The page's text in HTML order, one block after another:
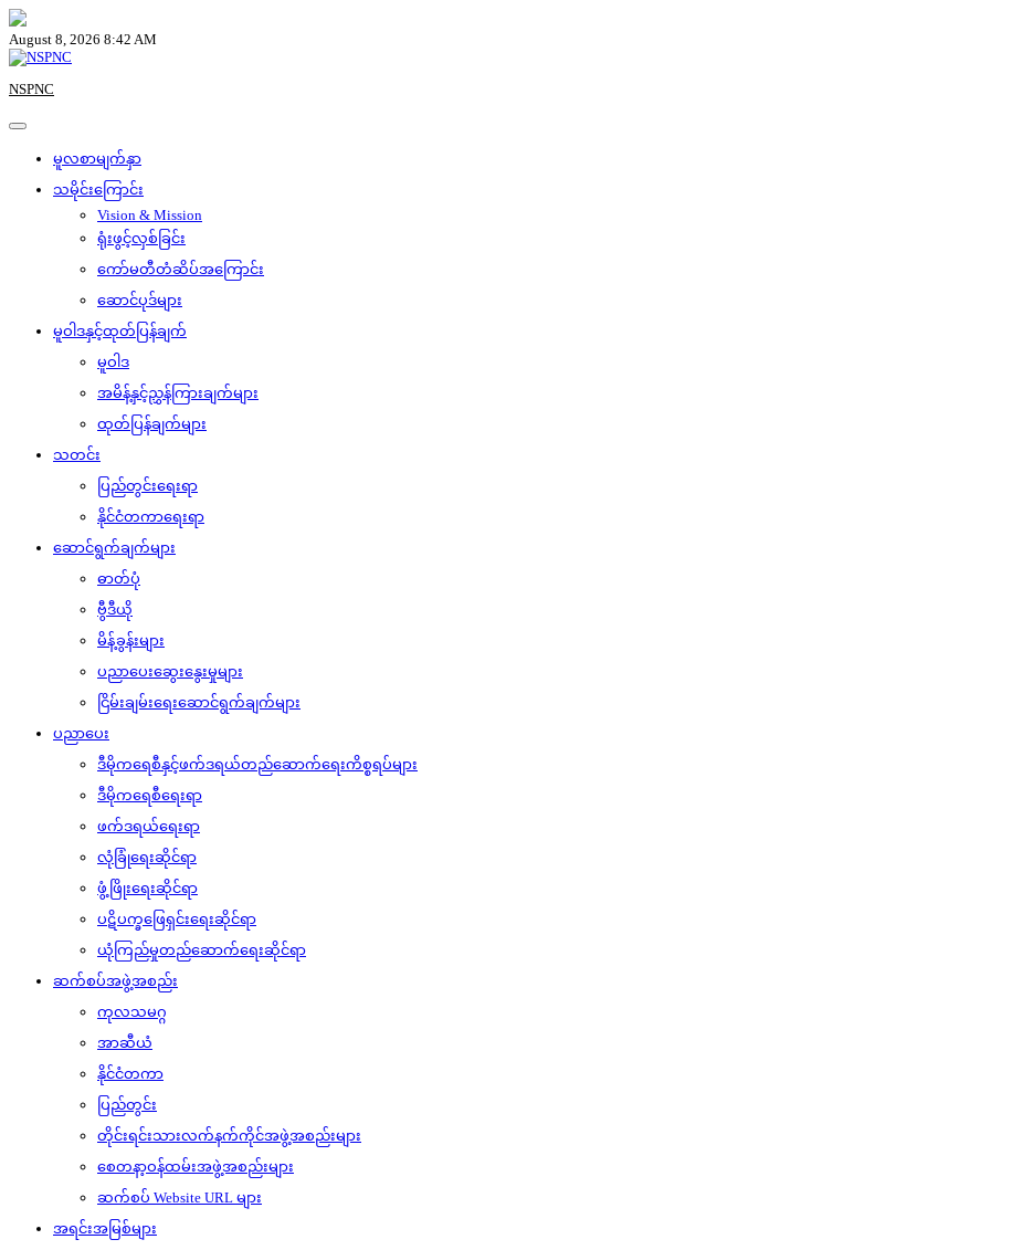
Skip
to
content
August 8, 2026 8:42 AM
NSPNC
မူလစာမျက်နှာ
သမိုင်းကြောင်း
Vision & Mission
ရုံးဖွင့်လှစ်ခြင်း
ကော်မတီတံဆိပ်အကြောင်း
ဆောင်ပုဒ်များ
မူဝါဒနှင့်ထုတ်ပြန်ချက်
မူဝါဒ
အမိန့်နှင့်ညွှန်ကြားချက်များ
ထုတ်ပြန်ချက်များ
သတင်း
ပြည်တွင်းရေးရာ
နိုင်ငံတကာရေးရာ
ဆောင်ရွက်ချက်များ
ဓာတ်ပုံ
ဗွီဒီယို
မိန့်ခွန်းများ
ပညာပေးဆွေးနွေးမှုများ
ငြိမ်းချမ်းရေးဆောင်ရွက်ချက်များ
ပညာပေး
ဒီမိုကရေစီနှင့်ဖက်ဒရယ်တည်ဆောက်‌ရေးကိစ္စရပ်များ
ဒီမိုကရေစီရေးရာ
ဖက်ဒရယ်ရေးရာ
လုံခြုံရေးဆိုင်ရာ
ဖွံ့ဖြိုးရေးဆိုင်ရာ
ပဋိပက္ခဖြေရှင်းရေးဆိုင်ရာ
ယုံကြည်မှုတည်ဆောက်ရေးဆိုင်ရာ
ဆက်စပ်အဖွဲ့အစည်း
ကုလသမဂ္ဂ
အာဆီယံ
နိုင်ငံတကာ
ပြည်တွင်း
တိုင်းရင်းသားလက်နက်ကိုင်အဖွဲ့အစည်းများ
စေတနာ့ဝန်ထမ်းအဖွဲ့အစည်းများ
ဆက်စပ် Website URL များ
အရင်းအမြစ်များ